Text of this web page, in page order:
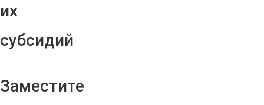
их
субсидий
Заместите